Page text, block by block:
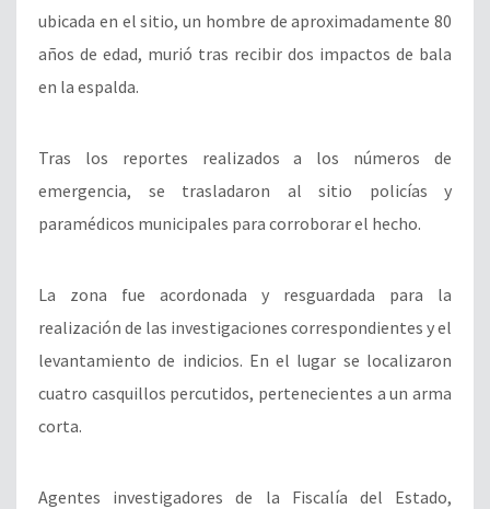
ubicada en el sitio, un hombre de aproximadamente 80
años de edad, murió tras recibir dos impactos de bala
en la espalda.
Tras los reportes realizados a los números de
emergencia, se trasladaron al sitio policías y
paramédicos municipales para corroborar el hecho.
La zona fue acordonada y resguardada para la
realización de las investigaciones correspondientes y el
levantamiento de indicios. En el lugar se localizaron
cuatro casquillos percutidos, pertenecientes a un arma
corta.
Agentes investigadores de la Fiscalía del Estado,